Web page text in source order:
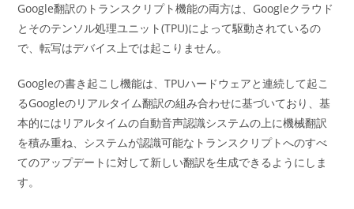
Google翻訳のトランスクリプト機能の両方は、Googleクラウド
とそのテンソル処理ユニット(TPU)によって駆動されているの
で、転写はデバイス上では起こりません。
Googleの書き起こし機能は、TPUハードウェアと連続して起こ
るGoogleのリアルタイム翻訳の組み合わせに基づいており、基
本的にはリアルタイムの自動音声認識システムの上に機械翻訳
を積み重ね、システムが認識可能なトランスクリプトへのすべ
てのアップデートに対して新しい翻訳を生成できるようにしま
す。